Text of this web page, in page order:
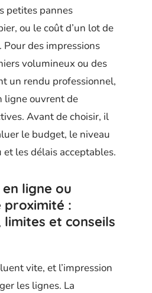
petites pannes
ou le coût d’un lot de
des impressions
volumineux ou des
un rendu professionnel,
ligne ouvrent de
Avant de choisir, il
le budget, le niveau
les délais acceptables.
ligne ou
proximité :
et conseils
vite, et l’impression
les lignes. La